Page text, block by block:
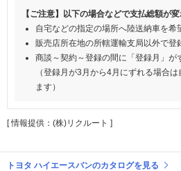
【ご注意】以下の場合などで支払総額が
自宅などの指定の場所へ陸送納車を希
販売店所在地の所轄運輸支局以外で登
商談～契約～登録の間に「登録月」が
（登録月が3月から4月にずれる場合
ます）
[ 情報提供：(株)リクルート ]
トヨタ ハイエースバンのカタログを見る